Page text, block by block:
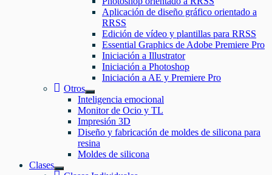
el
submenú
Aplicación de diseño gráfico orientado a
RRSS
Edición de vídeo y plantillas para RRSS
Essential Graphics de Adobe Premiere Pro
Iniciación a Illustrator
Iniciación a Photoshop
Iniciación a AE y Premiere Pro
Otros
Mostrar
el
submenú
Inteligencia emocional
Monitor de Ocio y TL
Impresión 3D
Diseño y fabricación de moldes de silicona para
resina
Moldes de silicona
Clases
Mostrar